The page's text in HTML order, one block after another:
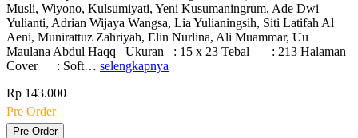
Musli, Wiyono, Kulsumiyati, Yeni Kusumaningrum, Ade Dwi
Yulianti, Adrian Wijaya Wangsa, Lia Yulianingsih, Siti Latifah Al
Aeni, Munirattuz Zahriyah, Elin Nurlina, Ali Muammar, Uu
Maulana Abdul Haqq Ukuran : 15 x 23 Tebal : 213 Halaman
Cover : Soft… selengkapnya
Rp 143.000
Pre Order
Pre Order